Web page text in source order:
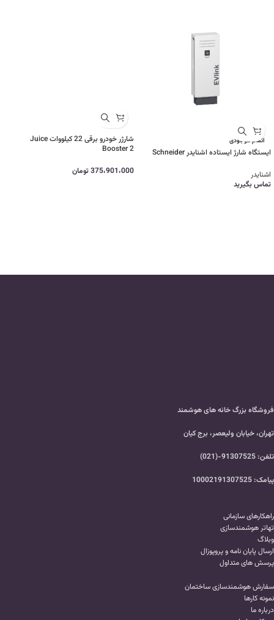
اتمام موجودی
ایستگاه شارژ ایستاده اشنایدر Schneider
اشنایدر
تماس بگیرید
شارژر خودرو برقی 22 کیلووات Juice
Booster 2
375،901،000تومان
فروشگاه بزرگ خانه های هوشمند
تهران، خیابان ولیعصر، برج کیان
تلفن: 91307525-(021)
پیامک: 10002191307525
راهکارهای سازمانی
تهاتر هوشمندسازی
وبلاگ
ارسال پایان نامه و پروپوزال
پرسش های متداول
سفارش هوشمندسازی ساختمان
نمونه کارها
درباره ما